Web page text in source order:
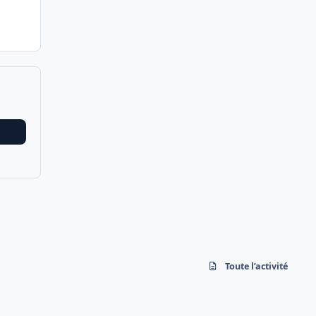
Toute l’activité